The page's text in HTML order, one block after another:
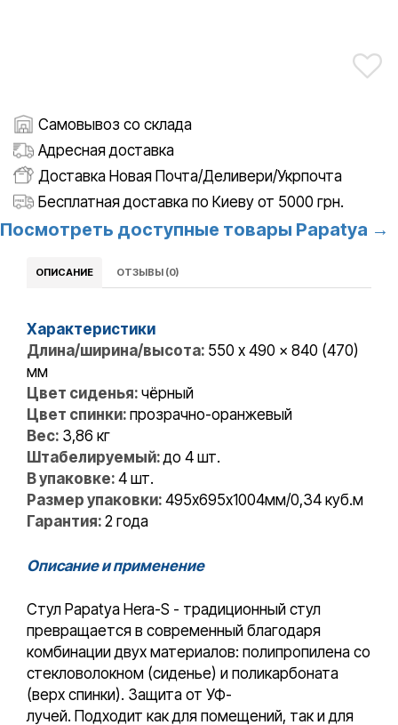
Самовывоз со склада
Адресная доставка
Доставка Новая Почта/Деливери/Укрпочта
Бесплатная доставка по Киеву от 5000 грн.
Посмотреть доступные товары Papatya →
ОПИСАНИЕ ОТЗЫВЫ (0)
Характеристики
Длина/ширина/высота: 550 x 490 x 840 (470)
мм
Цвет сиденья: чёрный
Цвет спинки: прозрачно-оранжевый
Вес: 3,86 кг
Штабелируемый:до 4 шт.
В упаковке: 4 шт.
Размер упаковки: 495х695х1004мм/0,34 куб.м
Гарантия: 2 года
Описание и применение
Стул Papatya Hera-S - традиционный стул
превращается в современный благодаря
комбинации двух материалов: полипропилена со
стекловолокном (сиденье) и поликарбоната
(верх спинки). Защита от УФ-
лучей. Подходит как для помещений, так и для